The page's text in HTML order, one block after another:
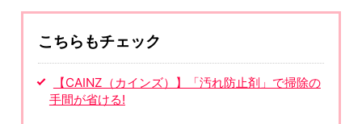
こちらもチェック
【CAINZ（カインズ）】「汚れ防止剤」で掃除の
手間が省ける!